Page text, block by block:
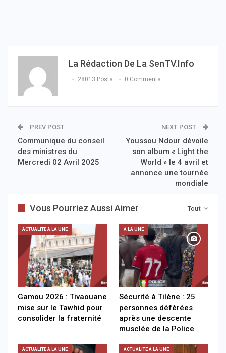
La Rédaction De La SenTV.info
28013 Posts 0 Comments
PREV POST
Communique du conseil
des ministres du
Mercredi 02 Avril 2025
NEXT POST
Youssou Ndour dévoile
son album « Light the
World » le 4 avril et
annonce une tournée
mondiale
Tout
Vous Pourriez Aussi Aimer
ACTUALITÉ À LA UNE
Gamou 2026 : Tivaouane
mise sur le Tawhid pour
consolider la fraternité
A LA UNE
Sécurité à Tilène : 25
personnes déférées
après une descente
musclée de la Police
ACTUALITÉ À LA UNE ACTUALITÉ À LA UNE